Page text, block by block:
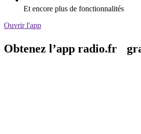
Et encore plus de fonctionnalités
Ouvrir l'app
Obtenez l’app radio.fr